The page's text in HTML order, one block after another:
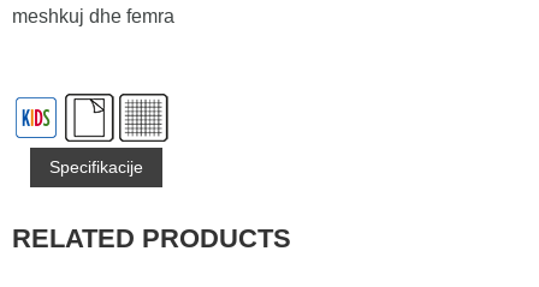
meshkuj dhe femra
Specifikacije
RELATED PRODUCTS